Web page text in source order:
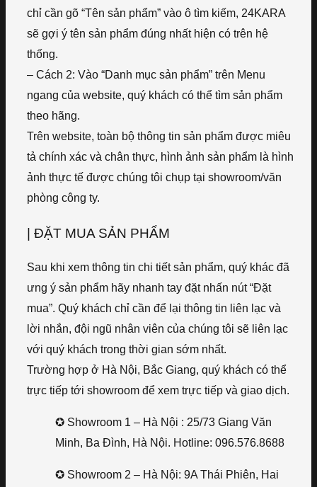
chỉ cần gõ “Tên sản phẩm” vào ô tìm kiếm, 24KARA
sẽ gợi ý tên sản phẩm đúng nhất hiện có trên hệ
thống.
– Cách 2: Vào “Danh mục sản phẩm” trên Menu
ngang của website, quý khách có thể tìm sản phẩm
theo hãng.
Trên website, toàn bộ thông tin sản phẩm được miêu
tả chính xác và chân thực, hình ảnh sản phẩm là hình
ảnh thực tế được chúng tôi chụp tại showroom/văn
phòng công ty.
| ĐẶT MUA SẢN PHẨM
Sau khi xem thông tin chi tiết sản phẩm, quý khác đã
ưng ý sản phẩm hãy nhanh tay đặt nhấn nút “Đặt
mua”. Quý khách chỉ cần để lại thông tin liên lạc và
lời nhắn, đội ngũ nhân viên của chúng tôi sẽ liên lạc
với quý khách trong thời gian sớm nhất.
Trường hợp ở Hà Nội, Bắc Giang, quý khách có thể
trực tiếp tới showroom để xem trực tiếp và giao dịch.
✪ Showroom 1 – Hà Nội : 25/73 Giang Văn
Minh, Ba Đình, Hà Nội. Hotline: 096.576.8688
✪ Showroom 2 – Hà Nội: 9A Thái Phiên, Hai